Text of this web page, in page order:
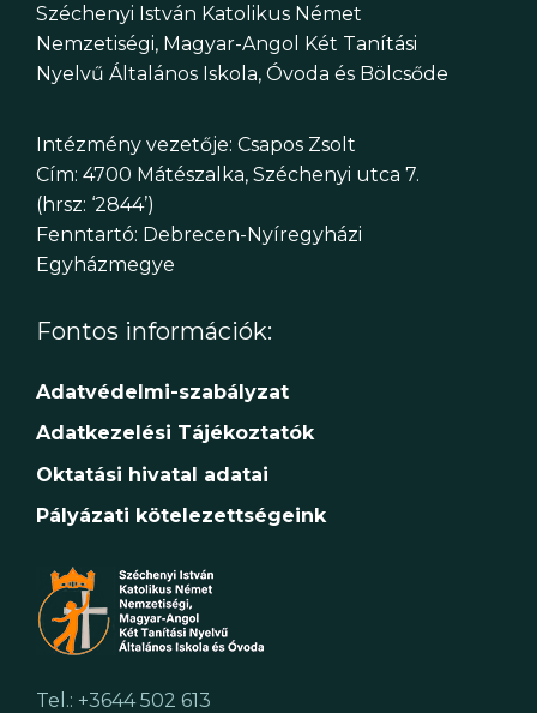
Széchenyi István Katolikus Német
Nemzetiségi, Magyar-Angol Két Tanítási
Nyelvű Általános Iskola, Óvoda és Bölcsőde
Intézmény vezetője: Csapos Zsolt
Cím: 4700 Mátészalka, Széchenyi utca 7.
(hrsz: ‘2844’)
Fenntartó: Debrecen-Nyíregyházi
Egyházmegye
Fontos információk:
Adatvédelmi-szabályzat
Adatkezelési Tájékoztatók
Oktatási hivatal adatai
Pályázati kötelezettségeink
Tel.: +3644 502 613